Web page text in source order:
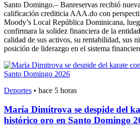
Santo Domingo.– Banreservas recibió
calificación crediticia AAA.do con
Moody’s Local República Dominicana,
confirmara la solidez financiera de la
calidad de sus activos, su rentabilidad, sus
posición de liderazgo en el sistema
Deportes • hace 5 horas
María Dimitrova se despide del
histórico oro en Santo Domingo